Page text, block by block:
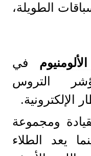
الطويلة،
في
التروس
الإلكترونية.
ومجموعة
يعد الطلاء